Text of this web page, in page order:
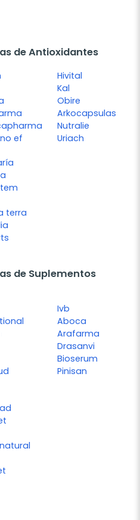
de Antioxidantes
ef
Hivital
Kal
Obire
Arkocapsulas
Nutralie
Uriach
terra
de Suplementos
Ivb
Aboca
Arafarma
Drasanvi
Bioserum
Pinisan